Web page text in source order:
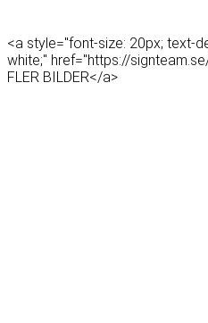
<a style="font-size: 20px; text-
white;" href="https://
FLER BILDER</a>